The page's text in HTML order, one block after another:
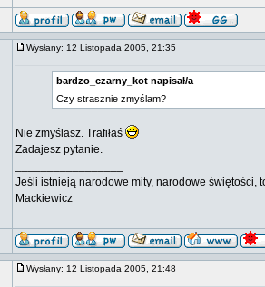
Wysłany: 12 Listopada 2005, 21:35
bardzo_czarny_kot napisał/a
Czy strasznie zmyślam?
Nie zmyślasz. Trafiłaś
Zadajesz pytanie.
Jeśli istnieją narodowe mity, narodowe świętości,
Mackiewicz
Wysłany: 12 Listopada 2005, 21:48